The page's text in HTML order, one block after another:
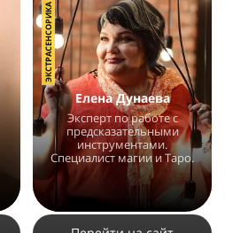
Елена Дунаева
Эксперт по работе с
предсказательными
инструментами.
Специалист магии и Таро.
39918
ЭКСТРАСЕНСОРИКА